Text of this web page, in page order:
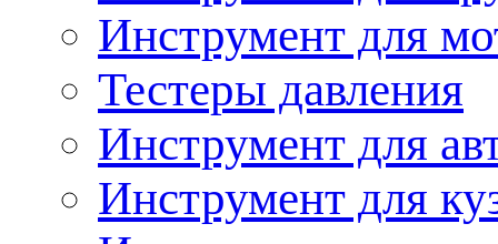
Инструмент для
Тестеры давления
Инструмент для
Инструмент для